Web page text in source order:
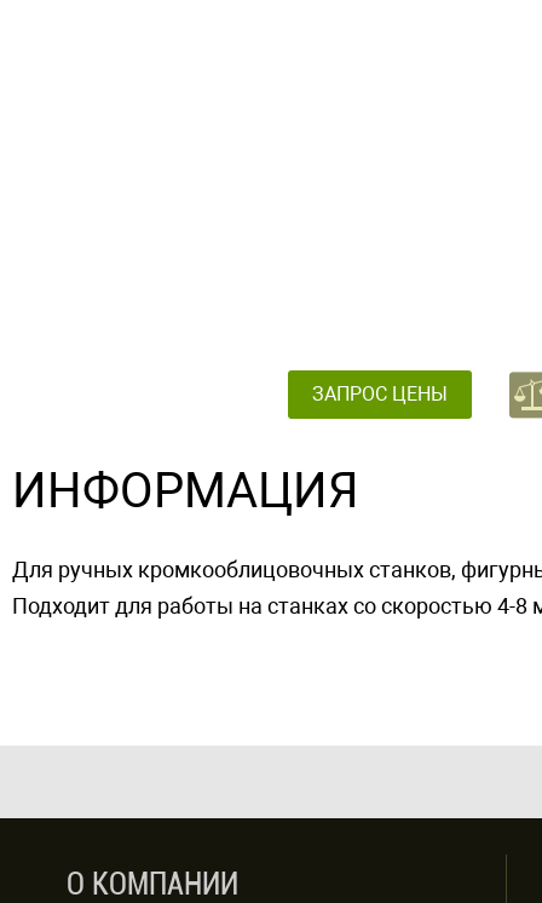
ЗАПРОС ЦЕНЫ
ИНФОРМАЦИЯ
Для ручных кромкооблицовочных станков,
Подходит для работы на станках со скоростью 4-
О КОМПАНИИ